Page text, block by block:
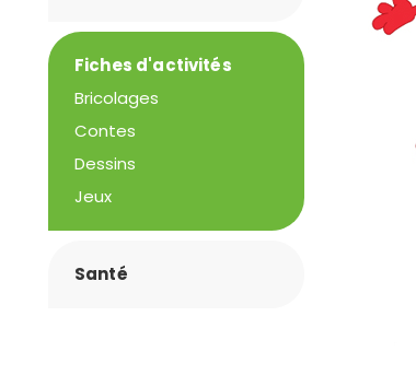
Fiches d'activités
Bricolages
Contes
Dessins
Jeux
Santé